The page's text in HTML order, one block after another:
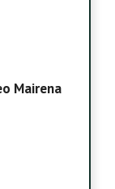
Mairena